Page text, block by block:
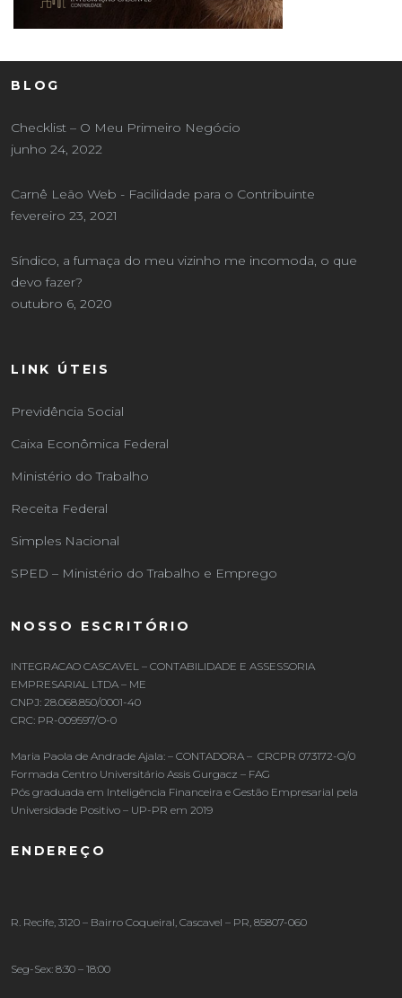
BLOG
Checklist – O Meu Primeiro Negócio
junho 24, 2022
Carnê Leão Web - Facilidade para o Contribuinte
fevereiro 23, 2021
Síndico, a fumaça do meu vizinho me incomoda, o que
devo fazer?
outubro 6, 2020
LINK ÚTEIS
Previdência Social
Caixa Econômica Federal
Ministério do Trabalho
Receita Federal
Simples Nacional
SPED – Ministério do Trabalho e Emprego
NOSSO ESCRITÓRIO
INTEGRACAO CASCAVEL – CONTABILIDADE E ASSESSORIA
EMPRESARIAL LTDA – ME
CNPJ: 28.068.850/0001-40
CRC: PR-009597/O-0
Maria Paola de Andrade Ajala: – CONTADORA – CRCPR 073172-O/0
Formada Centro Universitário Assis Gurgacz – FAG
Pós graduada em Inteligência Financeira e Gestão Empresarial pela
Universidade Positivo – UP-PR em 2019
ENDEREÇO
R. Recife, 3120 – Bairro Coqueiral, Cascavel – PR, 85807-060
Seg-Sex: 8:30 – 18:00